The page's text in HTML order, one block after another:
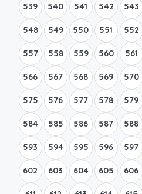
539 540 541 542 543
548 549 550 551 552
557 558 559 560 561
566 567 568 569 570
575 576 577 578 579
584 585 586 587 588
593 594 595 596 597
602 603 604 605 606